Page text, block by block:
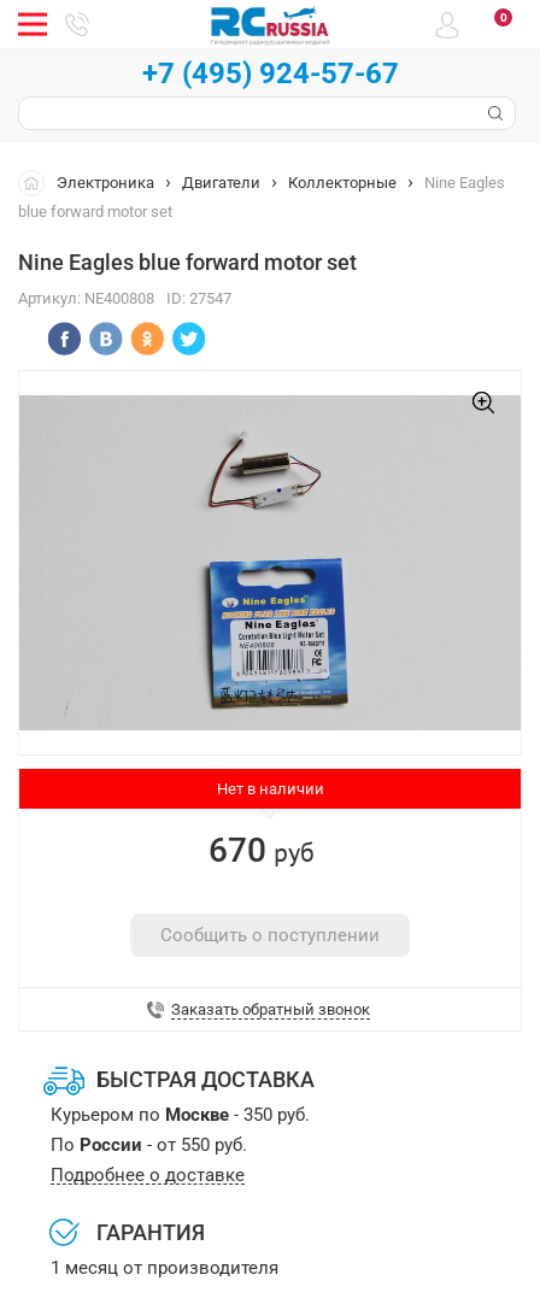
0
+7 (495) 924-57-67
Электроника Двигатели Коллекторные
Nine Eagles
blue forward motor set
Nine Eagles blue forward motor set
Артикул: NE400808 ID: 27547
Нет в наличии
670 руб
Сообщить о поступлении
Заказать обратный звонок
БЫСТРАЯ ДОСТАВКА
Курьером по Москве- 350 руб.
По России - от 550 руб.
Подробнее о доставке
ГАРАНТИЯ
1 месяц от производителя